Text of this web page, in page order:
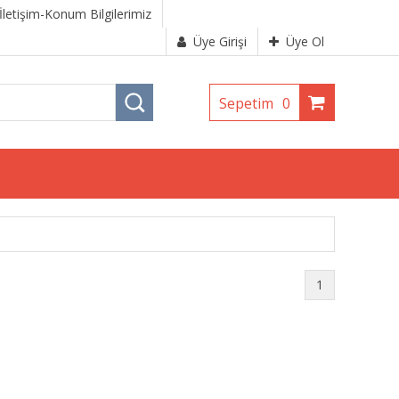
İletişim-Konum Bilgilerimiz
Üye Girişi
Üye Ol
Sepetim 0
1